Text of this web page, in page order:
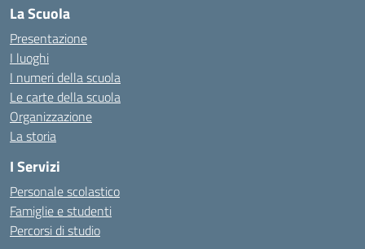
La Scuola
Presentazione
I luoghi
I numeri della scuola
Le carte della scuola
Organizzazione
La storia
I Servizi
Personale scolastico
Famiglie e studenti
Percorsi di studio